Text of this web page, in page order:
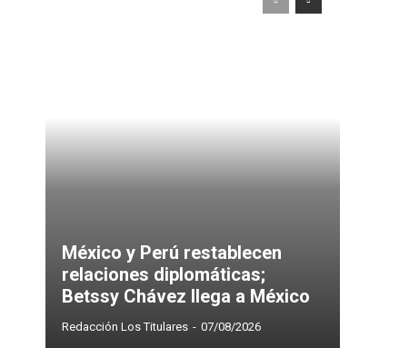
México y Perú restablecen
relaciones diplomáticas;
Betssy Chávez llega a México
Redacción Los Titulares - 07/08/2026